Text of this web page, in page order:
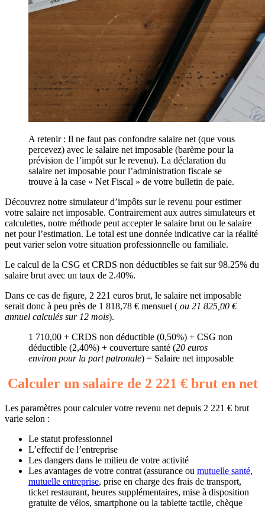
A retenir : Il ne faut pas confondre salaire net (que vous
percevez) avec le salaire net imposable (barème pour la
prévision de l’impôt sur le revenu). La déclaration du
salaire net imposable pour l’administration fiscale se
trouve à la case « Net Fiscal » de votre bulletin de paie.
Découvrez notre simulateur d’impôts sur le revenu pour estimer
votre salaire net imposable. Contrairement aux autres simulateurs et
calculettes, notre méthode peut accepter le salaire brut ou le salaire
net pour l’estimation. Le total est une donnée indicative car la réalité
peut varier selon votre situation professionnelle ou familiale.
Le calcul de la CSG et CRDS non déductibles se fait sur 98.25% du
salaire brut avec un taux de 2.40%.
Dans ce cas de figure, 2 221 euros brut, le salaire net imposable
serait donc à peu près de 1 818,78 € mensuel ( ou 21 825,00 €
annuel calculés sur 12 mois).
1 710,00 + CRDS non déductible (0,50%) + CSG non
déductible (2,40%) + couverture santé (20 euros
environ pour la part patronale) = Salaire net imposable
Calculer un salaire de 2 221 € brut en net
Les paramètres pour calculer votre revenu net depuis 2 221 € brut
varie selon :
Le statut professionnel
L’effectif de l’entreprise
Les dangers dans le milieu de votre activité
Les avantages de votre contrat (assurance ou mutuelle santé,
mutuelle entreprise, prise en charge des frais de transport,
ticket restaurant, heures supplémentaires, mise à disposition
gratuite de vélos, smartphone ou la tablette tactile, chèque